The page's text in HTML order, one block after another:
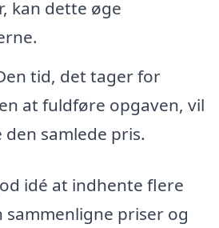
kan dette øge
tid, det tager for
at fuldføre opgaven, vil
samlede pris.
idé at indhente flere
sammenligne priser og